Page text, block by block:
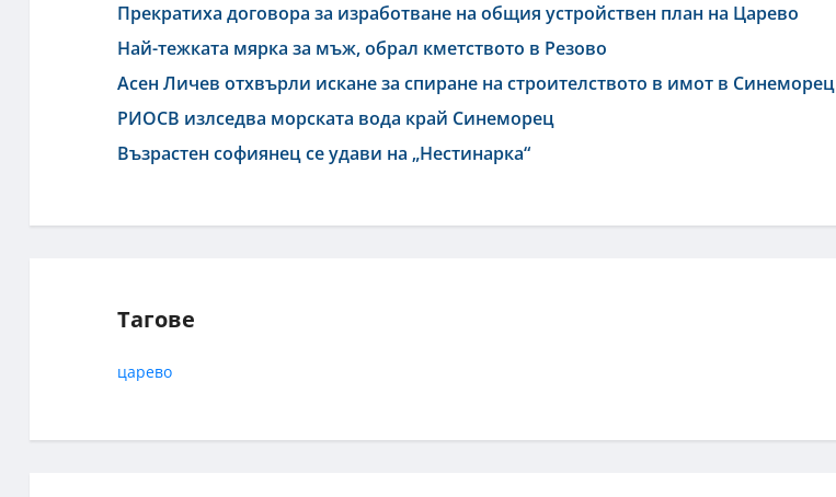
Прекратиха договора за изработване на общия устройствен план на Царево
Най-тежката мярка за мъж, обрал кметството в Резово
Асен Личев отхвърли искане за спиране на строителството в имот в Синеморец
РИОСВ излседва морската вода край Синеморец
Възрастен софиянец се удави на „Нестинарка“
Тагове
царево